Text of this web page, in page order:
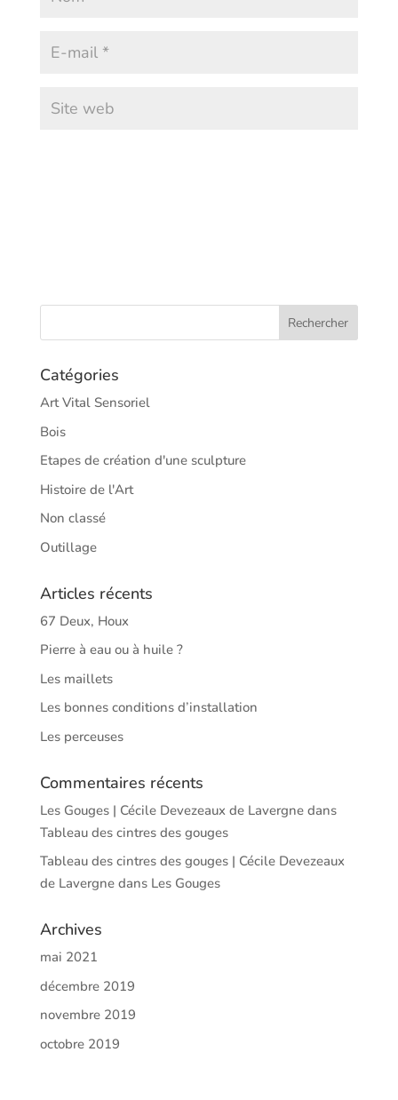
Catégories
Art Vital Sensoriel
Bois
Etapes de création d'une sculpture
Histoire de l'Art
Non classé
Outillage
Articles récents
67 Deux, Houx
Pierre à eau ou à huile ?
Les maillets
Les bonnes conditions d’installation
Les perceuses
Commentaires récents
Les Gouges | Cécile Devezeaux de Lavergnedans
Tableau des cintres des gouges
Tableau des cintres des gouges | Cécile Devezeaux
de Lavergnedans Les Gouges
Archives
mai 2021
décembre 2019
novembre 2019
octobre 2019